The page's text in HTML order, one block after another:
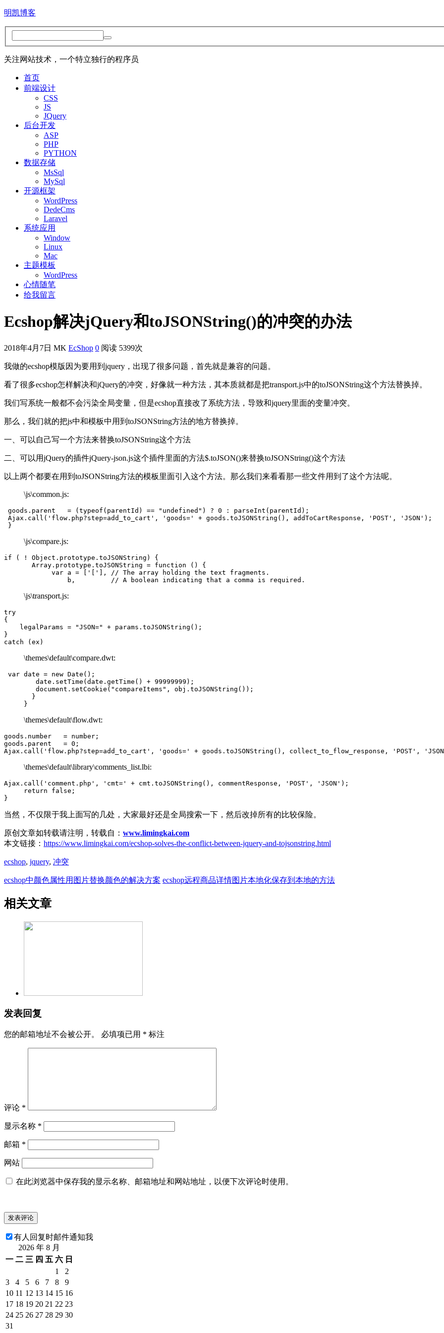
明凯博客
关注网站技术，一个特立独行的程序员
首页
前端设计
CSS
JS
JQuery
后台开发
ASP
PHP
PYTHON
数据存储
MsSql
MySql
开源框架
WordPress
DedeCms
Laravel
系统应用
Window
Linux
Mac
主题模板
WordPress
心情随笔
给我留言
Ecshop解决jQuery和toJSONString()的冲突的办法
2018年4月7日 MK EcShop 0 阅读 5399次
我做的ecshop模版因为要用到jquery，出现了很多问题，首先就是兼容的问题。
看了很多ecshop怎样解决和jQuery的冲突，好像就一种方法，其本质就都是把transport.js中的toJSONString这个方法替换掉。
我们写系统一般都不会污染全局变量，但是ecshop直接改了系统方法，导致和jquery里面的变量冲突。
那么，我们就的把js中和模板中用到toJSONString方法的地方替换掉。
一、可以自己写一个方法来替换toJSONString这个方法
二、可以用jQuery的插件jQuery-json.js这个插件里面的方法$.toJSON()来替换toJSONString()这个方法
以上两个都要在用到toJSONString方法的模板里面引入这个方法。那么我们来看看那一些文件用到了这个方法呢。
\js\common.js:
goods.parent   = (typeof(parentId) == "undefined") ? 0 : parseInt(parentId);
Ajax.call('flow.php?step=add_to_cart', 'goods=' + goods.toJSONString(), addToCartResponse, 'POST', 'JSON');
}
\js\compare.js:
if ( ! Object.prototype.toJSONString) {
       Array.prototype.toJSONString = function () {
            var a = ['['], // The array holding the text fragments.
                b,         // A boolean indicating that a comma is required.
\js\transport.js:
try
{
    legalParams = "JSON=" + params.toJSONString();
}
catch (ex)
\themes\default\compare.dwt:
var date = new Date();
        date.setTime(date.getTime() + 99999999);
        document.setCookie("compareItems", obj.toJSONString());
       }
     }
\themes\default\flow.dwt:
goods.number   = number;
goods.parent   = 0;
Ajax.call('flow.php?step=add_to_cart', 'goods=' + goods.toJSONString(), collect_to_flow_response, 'POST',
\themes\default\library\comments_list.lbi:
Ajax.call('comment.php', 'cmt=' + cmt.toJSONString(), commentResponse, 'POST', 'JSON');
     return false;
}
当然，不仅限于我上面写的几处，大家最好还是全局搜索一下，然后改掉所有的比较保险。
原创文章如转载请注明，转载自： www.limingkai.com
本文链接： https://www.limingkai.com/ecshop-solves-the-conflict-between-jquery-and-tojsonstring.html
ecshop, jquery, 冲突
ecshop中颜色属性用图片替换颜色的解决方案 ecshop远程商品详情图片本地化保存到本地的方法
相关文章
发表回复
您的邮箱地址不会被公开。 必填项已用 * 标注
评论 *
显示名称 *
邮箱 *
网站
在此浏览器中保存我的显示名称、邮箱地址和网站地址，以便下次评论时使用。
有人回复时邮件通知我
2026 年 8 月
一 二 三 四 五 六 日
1
2
3
4 5 6 7 8
9
10 11 12 13 14 15 16
17 18 19 20 21 22 23
24 25 26 27 28 29 30
31